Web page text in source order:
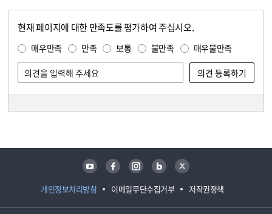
현재 페이지에 대한 만족도를 평가하여 주십시오.
매우만족 만족 보통 불만족 매우불만족
개인정보처리방침 이메일무단수집거부 저작권정책
유튜브 페이스북 인스타그램 블로그 트위터